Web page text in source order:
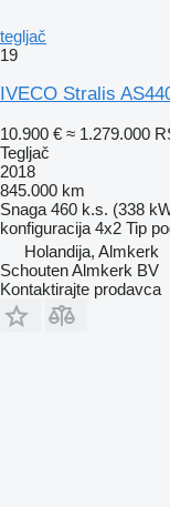
tegljač
19
IVECO Stralis
10.900 € ≈ 1.279.000
Tegljač
2018
845.000 km
Snaga 460 k.s. (338
konfiguracija 4x2 Tip
Holandija, Almkerk
Schouten Almkerk BV
Kontaktirajte prodavca